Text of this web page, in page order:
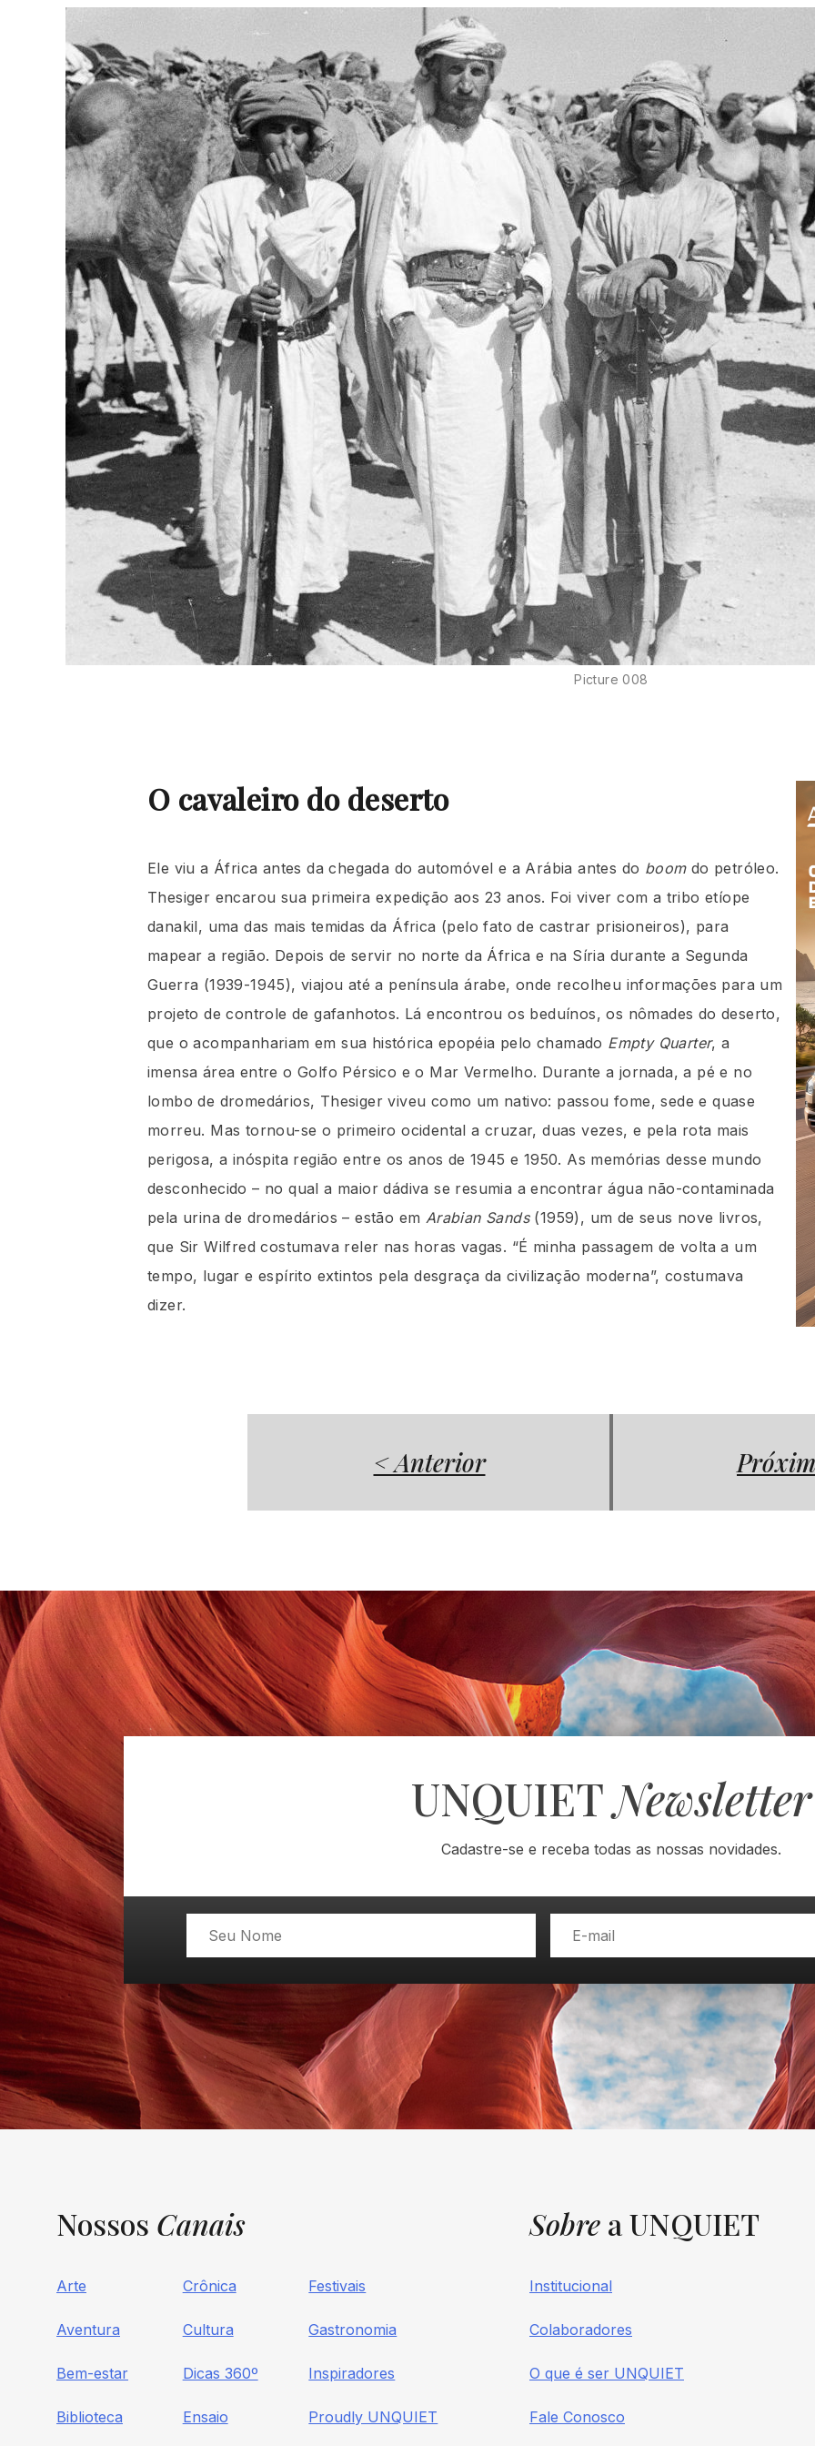
Proudly
Picture 008
O cavaleiro do deserto
Ele viu a África antes da chegada do automóvel e a Arábia antes do boom do petróleo.
Thesiger encarou sua primeira expedição aos 23 anos. Foi viver com a tribo etíope
danakil, uma das mais temidas da África (pelo fato de castrar prisioneiros), para
mapear a região. Depois de servir no norte da África e na Síria durante a Segunda
Guerra (1939-1945), viajou até a península árabe, onde recolheu informações para um
projeto de controle de gafanhotos. Lá encontrou os beduínos, os nômades do deserto,
que o acompanhariam em sua histórica epopéia pelo chamado Empty Quarter, a
imensa área entre o Golfo Pérsico e o Mar Vermelho. Durante a jornada, a pé e no
lombo de dromedários, Thesiger viveu como um nativo: passou fome, sede e quase
morreu. Mas tornou-se o primeiro ocidental a cruzar, duas vezes, e pela rota mais
perigosa, a inóspita região entre os anos de 1945 e 1950. As memórias desse mundo
desconhecido – no qual a maior dádiva se resumia a encontrar água não-contaminada
pela urina de dromedários – estão em Arabian Sands (1959), um de seus nove livros,
que Sir Wilfred costumava reler nas horas vagas. “É minha passagem de volta a um
tempo, lugar e espírito extintos pela desgraça da civilização moderna”, costumava
dizer.
< Anterior
UNQUIETNewsletter
Cadastre-se e receba todas as nossas novidades.
Nossos Canais
Arte
Aventura
Bem-estar
Biblioteca
Crônica
Cultura
Dicas 360º
Ensaio
Festivais
Gastronomia
Inspiradores
Proudly UNQUIET
Sobre a UNQUIET
Institucional
Colaboradores
O que é ser UNQUIET
Fale Conosco